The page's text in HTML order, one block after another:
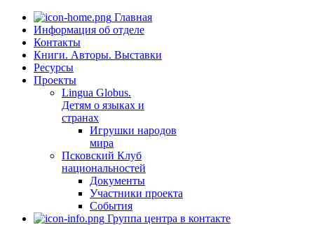
Главная
Информация об отделе
Контакты
Книги. Авторы. Выставки
Ресурсы
Проекты
Lingua Globus.
Детям о языках и
странах
Игрушки народов
мира
Псковский Клуб
национальностей
Документы
Участники проекта
События
Группа центра в контакте